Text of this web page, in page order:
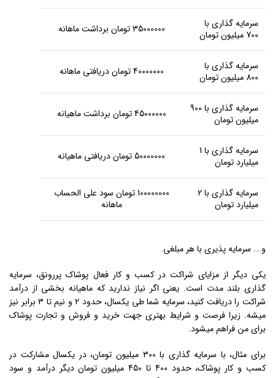
سرمایه گذاری با
700 میلیون تومان
35000000 تومان برداشت ماهانه
سرمایه گذاری با
800 میلیون تومان
40000000 تومان دریافتی ماهانه
سرمایه گذاری با 900
میلیون تومان
45000000 تومان برداشت ماهیانه
سرمایه گذاری با 1
میلیارد تومان
50000000 تومان دریافتی ماهیانه
سرمایه گذاری با 2
میلیارد تومان
100000000 تومان سود علی الحساب
ماهانه
و…. سرمایه پذیری با هر مبلغی.
یکی دیگر از مزایای شراکت در کسب و کار فعال پوشاک پررونق، سرمایه
گذاری بلند مدت است. یعنی اگر نیاز ندارید که ماهیانه بخشی از درآمد
شراکت را دریافت کنید، سرمایه شما طی یکسال، حدود 2 و نیم تا 3 برابر نیز
میشه. زیرا فرصت و شرایط بهتری جهت خرید و فروش و تجارت پوشاک
برای من فراهم میشود.
برای مثال، با سرمایه گذاری با 300 میلیون تومان، در یکسال مشارکت در
کسب و کار پوشاک، حدود 400 تا 450 میلیون تومان دیگر درآمد و سود